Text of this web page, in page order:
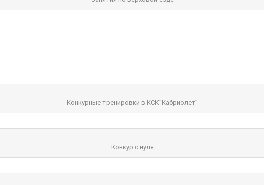
Конкурные тренировки в КСК”Кабриолет”
Конкур с нуля